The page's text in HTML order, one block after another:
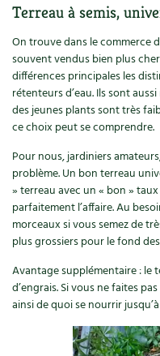
Terreau à semis,
On trouve dans le commerce
souvent vendus bien plus
différences principales les
rétenteurs d’eau. Ils sont
des jeunes plants sont très
ce choix peut se comprendre.
Pour nous, jardiniers
problème. Un bon terreau
» terreau avec un « bon »
parfaitement l’affaire. Au
morceaux si vous semez de
plus grossiers pour le fond
Avantage supplémentaire : le
d’engrais. Si vous ne faites
ainsi de quoi se nourrir